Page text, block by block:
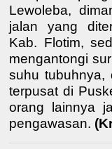
Lewoleba,
jalan yang
Kab. Flotim,
mengantongi
suhu tubuhnya,
terpusat di
orang lainnya
pengawasan.